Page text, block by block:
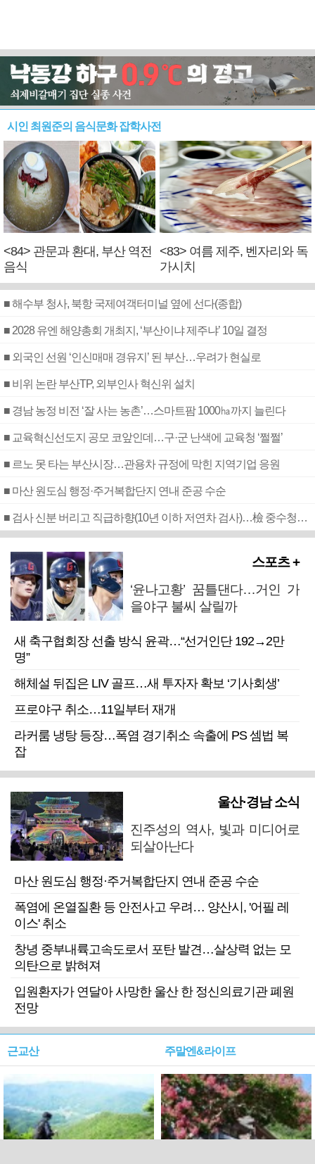
시인 최원준의 음식문화 잡학사전
<84> 관문과 환대, 부산 역전
음식
<83> 여름 제주, 벤자리와 독
가시치
■ 해수부 청사, 북항 국제여객터미널 옆에 선다(종합)
■ 2028 유엔 해양총회 개최지, ‘부산이냐 제주냐’ 10일 결정
■ 외국인 선원 ‘인신매매 경유지’ 된 부산…우려가 현실로
■ 비위 논란 부산TP, 외부인사 혁신위 설치
■ 경남 농정 비전 ‘잘 사는 농촌’…스마트팜 1000㏊까지 늘린다
■ 교육혁신선도지 공모 코앞인데…구·군 난색에 교육청 ‘쩔쩔’
■ 르노 못 타는 부산시장…관용차 규정에 막힌 지역기업 응원
■ 마산 원도심 행정·주거복합단지 연내 준공 수순
■ 검사 신분 버리고 직급하향(10년 이하 저연차 검사)…檢 중수청행 기피
스포츠 +
‘윤나고황’ 꿈틀댄다…거인 가
을야구 불씨 살릴까
새 축구협회장 선출 방식 윤곽…“선거인단 192→2만
명”
해체설 뒤집은 LIV 골프…새 투자자 확보 ‘기사회생’
프로야구 취소…11일부터 재개
라커룸 냉탕 등장…폭염 경기취소 속출에 PS 셈법 복
잡
울산·경남 소식
진주성의 역사, 빛과 미디어로
되살아난다
마산 원도심 행정·주거복합단지 연내 준공 수순
폭염에 온열질환 등 안전사고 우려… 양산시, '어필 레
이스' 취소
창녕 중부내륙고속도로서 포탄 발견…살상력 없는 모
의탄으로 밝혀져
입원환자가 연달아 사망한 울산 한 정신의료기관 폐원
전망
근교산 주말엔&라이프